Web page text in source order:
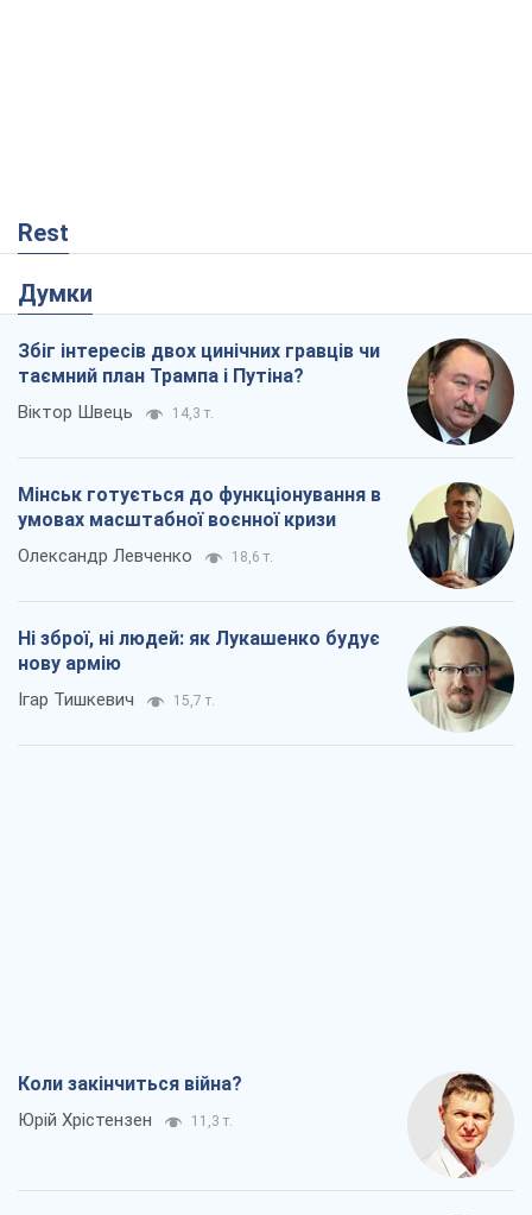
Rest
Думки
Збіг інтересів двох цинічних гравців чи
таємний план Трампа і Путіна?
Віктор Швець 14,3 т.
Мінськ готується до функціонування в
умовах масштабної воєнної кризи
Олександр Левченко 18,6 т.
Ні зброї, ні людей: як Лукашенко будує
нову армію
Ігар Тишкевич 15,7 т.
Коли закінчиться війна?
Юрій Хрістензен 11,3 т.